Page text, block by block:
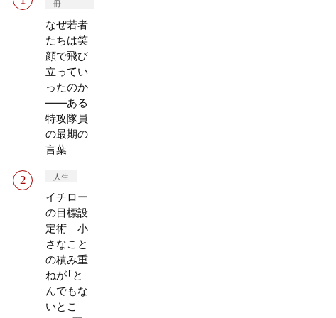
冊
なぜ若者
たちは笑
顔で飛び
立ってい
ったのか
——ある
特攻隊員
の最期の
言葉
人生
イチロー
の目標設
定術｜小
さなこと
の積み重
ねが「と
んでもな
いとこ